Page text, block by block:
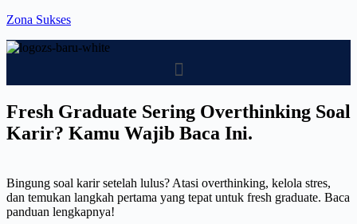
Skip
content
Zona Sukses
Menu
Fresh Graduate Sering Overthinking Soal
Karir? Kamu Wajib Baca Ini.
Bingung soal karir setelah lulus? Atasi overthinking, kelola stres,
dan temukan langkah pertama yang tepat untuk fresh graduate. Baca
panduan lengkapnya!